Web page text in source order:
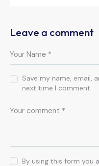
Leave a comment
Save my name, email,
next time I comment.
By using this form you